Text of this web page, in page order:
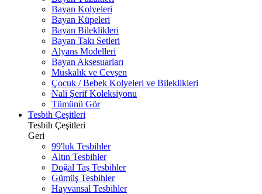
Bayan Kolyeleri
Bayan Küpeleri
Bayan Bileklikleri
Bayan Takı Setleri
Alyans Modelleri
Bayan Aksesuarları
Muskalık ve Cevşen
Çocuk / Bebek Kolyeleri ve Bileklikleri
Nali Şerif Koleksiyonu
Tümünü Gör
Tesbih Çeşitleri
Tesbih Çeşitleri
Geri
99'luk Tesbihler
Altın Tesbihler
Doğal Taş Tesbihler
Gümüş Tesbihler
Hayvansal Tesbihler